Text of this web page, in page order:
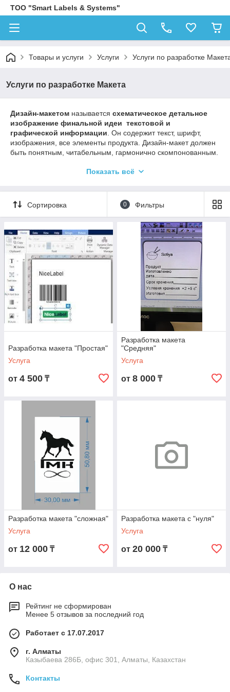
ТОО "Smart Labels & Systems"
Товары и услуги Услуги Услуги по разработке
Услуги по разработке Макета
Дизайн-макетом называется схематическое детальное
изображение финальной идеи текстовой и
графической информации . Он содержит текст, шрифт,
изображения, все элементы продукта. Дизайн-макет должен
быть понятным, читабельным, гармонично скомпонованным.
Векторные макеты присылать строго в кривых.
Показать всё
Сортировка 0 Фильтры
Разработка макета "Простая"
Услуга
от 4 500 ₸
Разработка макета
"Средняя"
Услуга
от 8 000 ₸
Разработка макета "сложная"
Услуга
от 12 000 ₸
Разработка макета с "нуля"
Услуга
от 20 000 ₸
О нас
Рейтинг не сформирован
Менее 5 отзывов за последний год
Работает с 17.07.2017
г. Алматы
Казыбаева 286Б, офис 301, Алматы, Казахстан
Контакты